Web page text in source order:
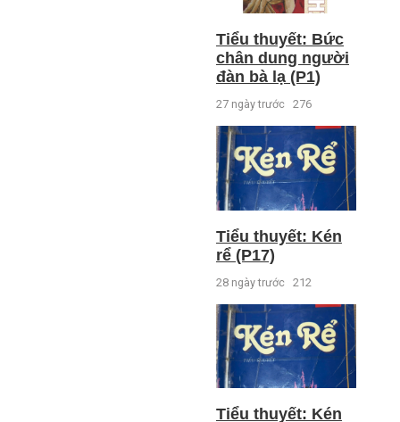
Tiểu thuyết: Bức
chân dung người
đàn bà lạ (P1)
27 ngày trước 276
Tiểu thuyết: Kén
rể (P17)
28 ngày trước 212
Tiểu thuyết: Kén